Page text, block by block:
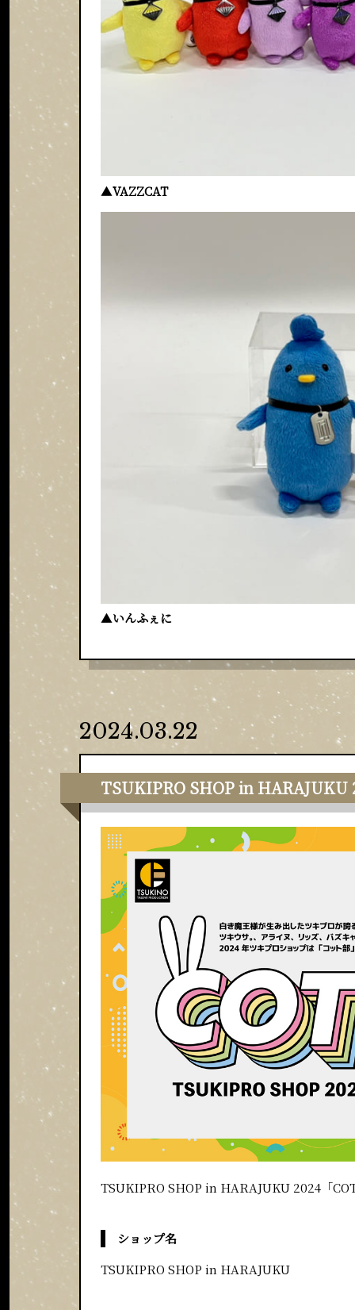
▲VAZZCAT
▲いんふぇに
2024.03.22
TSUKIPRO SHOP in HARAJUKU
TSUKIPRO SHOP in HARAJUKU 2024「
ショップ名
TSUKIPRO SHOP in HARAJUKU